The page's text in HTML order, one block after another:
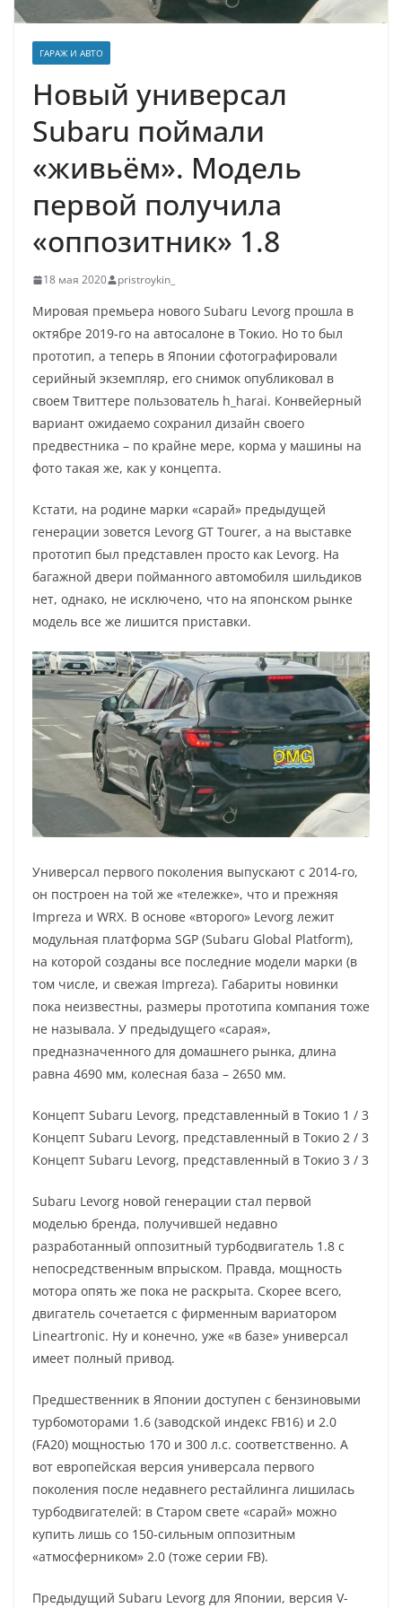
ГАРАЖ И АВТО
Новый универсал
Subaru поймали
«живьём». Модель
первой получила
«оппозитник» 1.8
18 мая 2020 pristroykin_
Мировая премьера нового Subaru Levorg прошла в
октябре 2019-го на автосалоне в Токио. Но то был
прототип, а теперь в Японии сфотографировали
серийный экземпляр, его снимок опубликовал в
своем Твиттере пользователь h_harai. Конвейерный
вариант ожидаемо сохранил дизайн своего
предвестника – по крайне мере, корма у машины на
фото такая же, как у концепта.
Кстати, на родине марки «сарай» предыдущей
генерации зовется Levorg GT Tourer, а на выставке
прототип был представлен просто как Levorg. На
багажной двери пойманного автомобиля шильдиков
нет, однако, не исключено, что на японском рынке
модель все же лишится приставки.
Универсал первого поколения выпускают с 2014-го,
он построен на той же «тележке», что и прежняя
Impreza и WRX. В основе «второго» Levorg лежит
модульная платформа SGP (Subaru Global Platform),
на которой созданы все последние модели марки (в
том числе, и свежая Impreza). Габариты новинки
пока неизвестны, размеры прототипа компания тоже
не называла. У предыдущего «сарая»,
предназначенного для домашнего рынка, длина
равна 4690 мм, колесная база – 2650 мм.
Концепт Subaru Levorg, представленный в Токио 1 / 3
Концепт Subaru Levorg, представленный в Токио 2 / 3
Концепт Subaru Levorg, представленный в Токио 3 / 3
Subaru Levorg новой генерации стал первой
моделью бренда, получившей недавно
разработанный оппозитный турбодвигатель 1.8 с
непосредственным впрыском. Правда, мощность
мотора опять же пока не раскрыта. Скорее всего,
двигатель сочетается с фирменным вариатором
Lineartronic. Ну и конечно, уже «в базе» универсал
имеет полный привод.
Предшественник в Японии доступен с бензиновыми
турбомоторами 1.6 (заводской индекс FB16) и 2.0
(FA20) мощностью 170 и 300 л.с. соответственно. А
вот европейская версия универсала первого
поколения после недавнего рестайлинга лишилась
турбодвигателей: в Старом свете «сарай» можно
купить лишь со 150-сильным оппозитным
«атмосферником» 2.0 (тоже серии FB).
Предыдущий Subaru Levorg для Японии, версия V-